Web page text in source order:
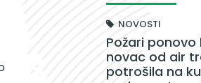
NOVOSTI
Požari
novac od air
potrošila na